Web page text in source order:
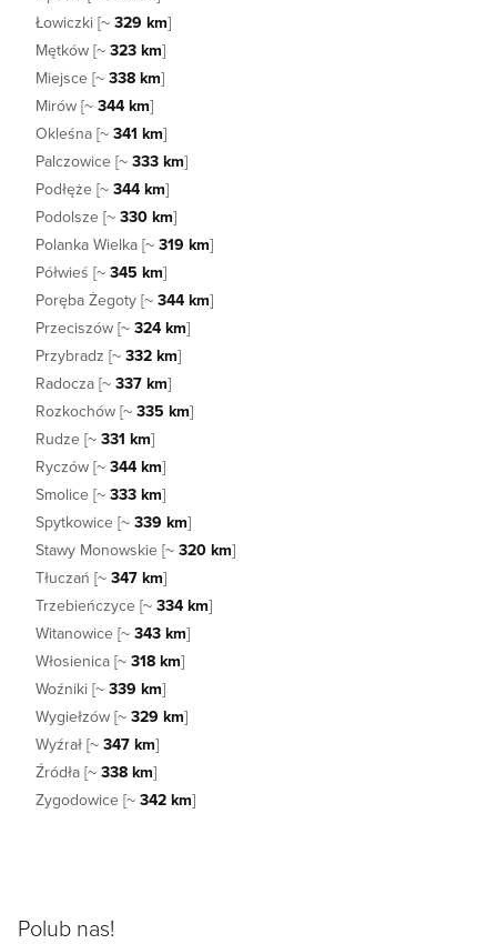
Łowiczki [~ 329 km]
Mętków [~ 323 km]
Miejsce [~ 338 km]
Mirów [~ 344 km]
Okleśna [~ 341 km]
Palczowice [~ 333 km]
Podłęże [~ 344 km]
Podolsze [~ 330 km]
Polanka Wielka [~ 319 km]
Półwieś [~ 345 km]
Poręba Żegoty [~ 344 km]
Przeciszów [~ 324 km]
Przybradz [~ 332 km]
Radocza [~ 337 km]
Rozkochów [~ 335 km]
Rudze [~ 331 km]
Ryczów [~ 344 km]
Smolice [~ 333 km]
Spytkowice [~ 339 km]
Stawy Monowskie [~ 320 km]
Tłuczań [~ 347 km]
Trzebieńczyce [~ 334 km]
Witanowice [~ 343 km]
Włosienica [~ 318 km]
Woźniki [~ 339 km]
Wygiełzów [~ 329 km]
Wyźrał [~ 347 km]
Źródła [~ 338 km]
Zygodowice [~ 342 km]
Polub nas!